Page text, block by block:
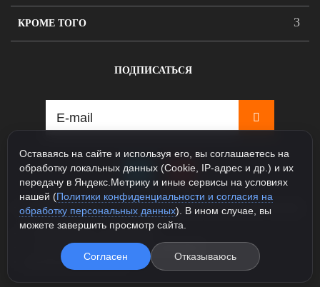
КРОМЕ ТОГО
ПОДПИСАТЬСЯ
115088, Москва, ул. Севастопольский проспект д.5, корпус
1
+7 925 231-81-77 (Шоурум)
+7 985 163-48-58 (Интернет магазин)
info@legioner-shop.ru
Оставаясь на сайте и используя его, вы соглашаетесь на
обработку локальных данных (Cookie, IP-адрес и др.) и их
передачу в Яндекс.Метрику и иные сервисы на условиях
нашей (Политики конфиденциальности и согласия на
обработку персональных данных). В ином случае, вы
можете завершить просмотр сайта.
Согласен Отказываюсь